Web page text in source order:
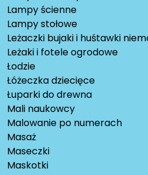
Lampy ścienne
Lampy stołowe
Leżaczki bujaki i huśtawki
Leżaki i fotele ogrodowe
Łodzie
Łóżeczka dziecięce
Łuparki do drewna
Mali naukowcy
Malowanie po numerach
Masaż
Maseczki
Maskotki